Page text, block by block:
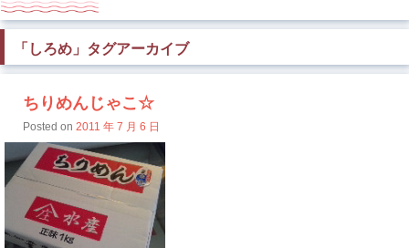
「 しろめ 」タグアーカイブ
ちりめんじゃこ☆
Posted on 2011 年 7 月 6 日